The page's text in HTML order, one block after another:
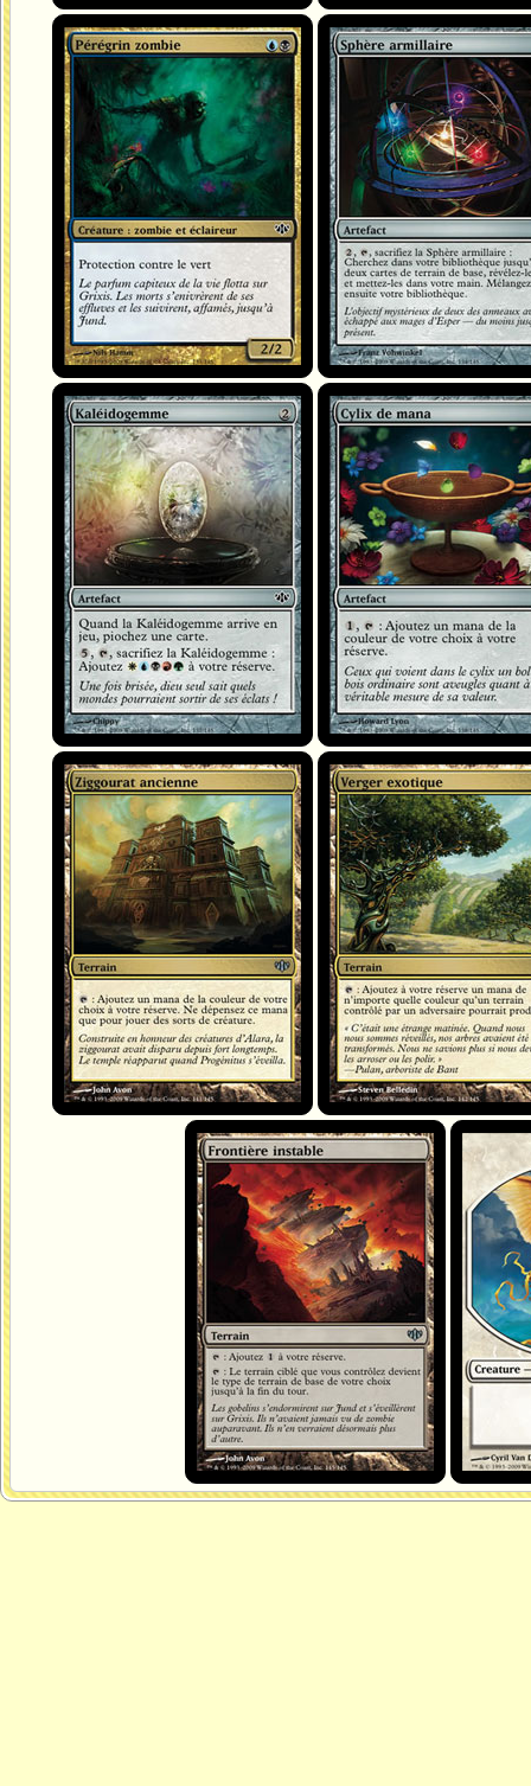
Pérégrin zombie Sphère armillaire
Kaléidogemme Cylix de mana
Ziggourat ancienne Verger exotique
Frontière instable Ange